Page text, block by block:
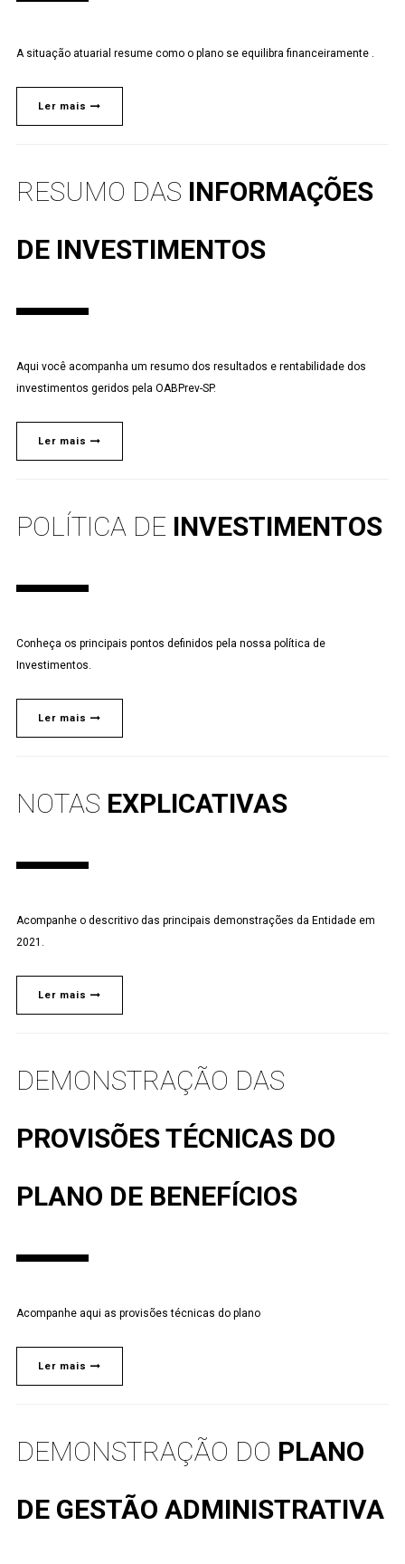
A situação atuarial resume como o plano se equilibra financeiramente .
Ler mais
RESUMO DAS INFORMAÇÕES
DE INVESTIMENTOS
Aqui você acompanha um resumo dos resultados e rentabilidade dos
investimentos geridos pela OABPrev-SP.
Ler mais
POLÍTICA DE INVESTIMENTOS
Conheça os principais pontos definidos pela nossa política de
Investimentos.
Ler mais
NOTAS EXPLICATIVAS
Acompanhe o descritivo das principais demonstrações da Entidade em
2021.
Ler mais
DEMONSTRAÇÃO DAS
PROVISÕES TÉCNICAS DO
PLANO DE BENEFÍCIOS
Acompanhe aqui as provisões técnicas do plano
Ler mais
DEMONSTRAÇÃO DO PLANO
DE GESTÃO ADMINISTRATIVA